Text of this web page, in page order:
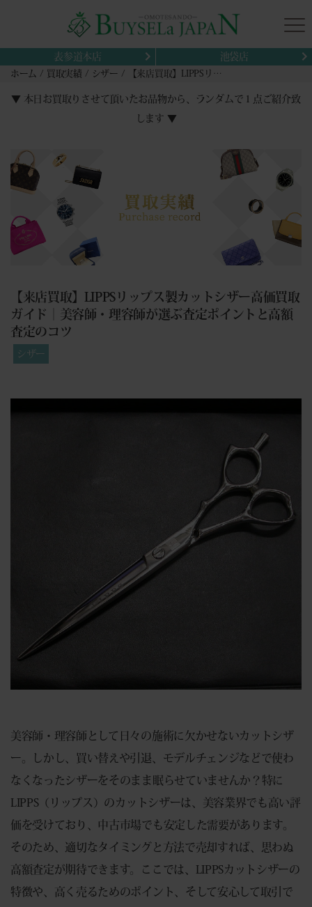
表参道本店 池袋店
ホーム 買取実績 シザー 【来店買取】LIPPSリップス製カットシザー高価買取ガイド｜美容師・理容師が選ぶ査定ポイントと高額査定のコツ
▼ 本日お買取りさせて頂いたお品物から、ランダムで１点ご紹介致
します ▼
【来店買取】LIPPSリップス製カットシザー高価買取
ガイド｜美容師・理容師が選ぶ査定ポイントと高額
査定のコツ
シザー
美容師・理容師として日々の施術に欠かせないカットシザ
ー。しかし、買い替えや引退、モデルチェンジなどで使わ
なくなったシザーをそのまま眠らせていませんか？特に
LIPPS（リップス）のカットシザーは、美容業界でも高い評
価を受けており、中古市場でも安定した需要があります。
そのため、適切なタイミングと方法で売却すれば、思わぬ
高額査定が期待できます。ここでは、LIPPSカットシザーの
特徴や、高く売るためのポイント、そして安心して取引で